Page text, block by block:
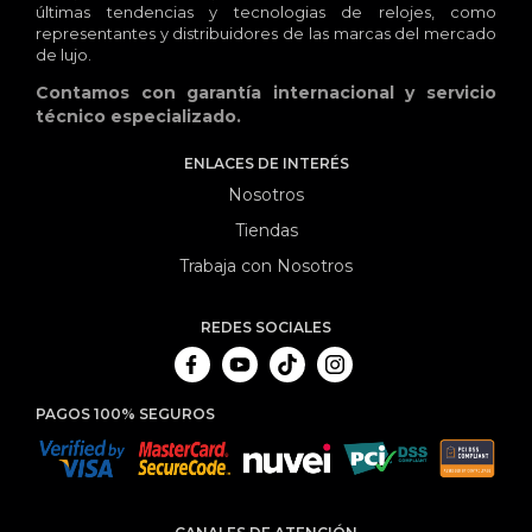
últimas tendencias y tecnologias de relojes, como
representantes y distribuidores de las marcas del mercado
de lujo.
Contamos con garantía internacional y servicio
técnico especializado.
ENLACES DE INTERÉS
Nosotros
Tiendas
Trabaja con Nosotros
REDES SOCIALES
PAGOS 100% SEGUROS